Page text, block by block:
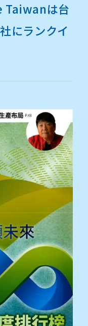
Taiwanは台
にランクイ